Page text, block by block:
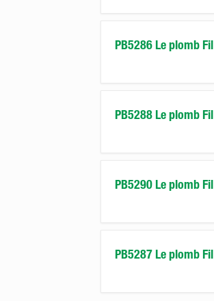
PB5286 Le plomb Fil
PB5288 Le plomb Fil
PB5290 Le plomb Fil
PB5287 Le plomb Fil